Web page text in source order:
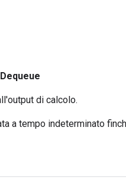
di calcolo.
a tempo indeterminato